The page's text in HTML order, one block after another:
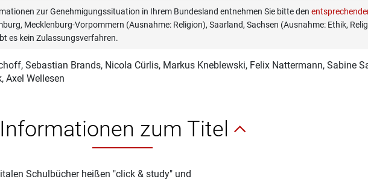
zur Genehmigungssituation in Ihrem Bundesland entnehmen Sie bitte den
Mecklenburg-Vorpommern (Ausnahme: Religion), Saarland, Sachsen (Ausnahme: Ethik,
es kein Zulassungsverfahren.
, Sebastian Brands, Nicola Cürlis, Markus Kneblewski, Felix Nattermann, Sabine
Axel Wellesen
Informationen zum Titel
Schulbücher heißen "click & study" und